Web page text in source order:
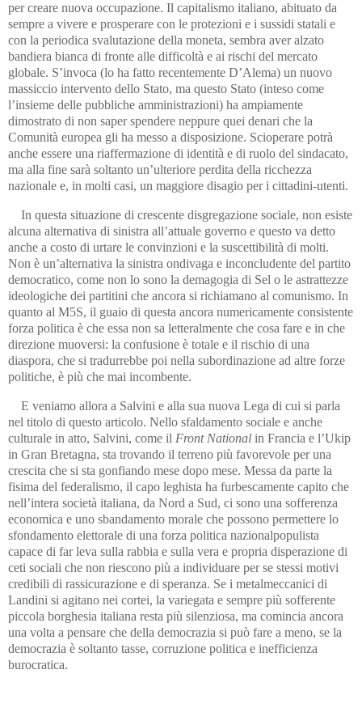
per creare nuova occupazione. Il capitalismo italiano, abituato da
sempre a vivere e prosperare con le protezioni e i sussidi statali e
con la periodica svalutazione della moneta, sembra aver alzato
bandiera bianca di fronte alle difficoltà e ai rischi del mercato
globale. S’invoca (lo ha fatto recentemente D’Alema) un nuovo
massiccio intervento dello Stato, ma questo Stato (inteso come
l’insieme delle pubbliche amministrazioni) ha ampiamente
dimostrato di non saper spendere neppure quei denari che la
Comunità europea gli ha messo a disposizione. Scioperare potrà
anche essere una riaffermazione di identità e di ruolo del sindacato,
ma alla fine sarà soltanto un’ulteriore perdita della ricchezza
nazionale e, in molti casi, un maggiore disagio per i cittadini-utenti.
In questa situazione di crescente disgregazione sociale, non esiste
alcuna alternativa di sinistra all’attuale governo e questo va detto
anche a costo di urtare le convinzioni e la suscettibilità di molti.
Non è un’alternativa la sinistra ondivaga e inconcludente del partito
democratico, come non lo sono la demagogia di Sel o le astrattezze
ideologiche dei partitini che ancora si richiamano al comunismo. In
quanto al M5S, il guaio di questa ancora numericamente consistente
forza politica è che essa non sa letteralmente che cosa fare e in che
direzione muoversi: la confusione è totale e il rischio di una
diaspora, che si tradurrebbe poi nella subordinazione ad altre forze
politiche, è più che mai incombente.
E veniamo allora a Salvini e alla sua nuova Lega di cui si parla
nel titolo di questo articolo. Nello sfaldamento sociale e anche
culturale in atto, Salvini, come il Front National in Francia e l’Ukip
in Gran Bretagna, sta trovando il terreno più favorevole per una
crescita che si sta gonfiando mese dopo mese. Messa da parte la
fisima del federalismo, il capo leghista ha furbescamente capito che
nell’intera società italiana, da Nord a Sud, ci sono una sofferenza
economica e uno sbandamento morale che possono permettere lo
sfondamento elettorale di una forza politica nazionalpopulista
capace di far leva sulla rabbia e sulla vera e propria disperazione di
ceti sociali che non riescono più a individuare per se stessi motivi
credibili di rassicurazione e di speranza. Se i metalmeccanici di
Landini si agitano nei cortei, la variegata e sempre più sofferente
piccola borghesia italiana resta più silenziosa, ma comincia ancora
una volta a pensare che della democrazia si può fare a meno, se la
democrazia è soltanto tasse, corruzione politica e inefficienza
burocratica.